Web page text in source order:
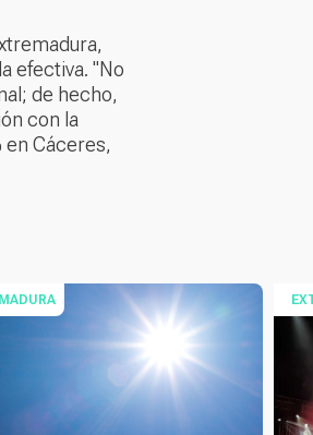
efectiva. "No
de hecho,
con la
en Cáceres,